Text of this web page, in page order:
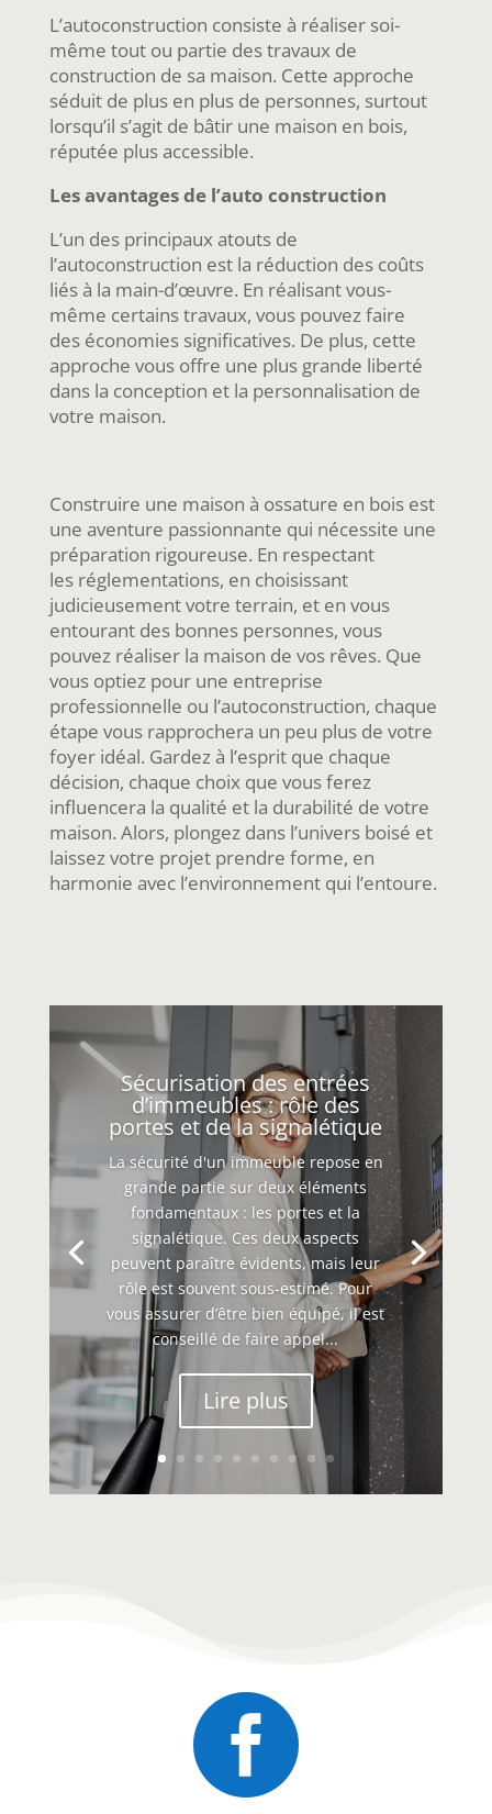
L’autoconstruction consiste à réaliser soi-
même tout ou partie des travaux de
construction de sa maison. Cette approche
séduit de plus en plus de personnes, surtout
lorsqu’il s’agit de bâtir une maison en bois,
réputée plus accessible.
Les avantages de l’auto construction
L’un des principaux atouts de
l’autoconstruction est la réduction des coûts
liés à la main-d’œuvre. En réalisant vous-
même certains travaux, vous pouvez faire
des économies significatives. De plus, cette
approche vous offre une plus grande liberté
dans la conception et la personnalisation de
votre maison.
Construire une maison à ossature en bois est
une aventure passionnante qui nécessite une
préparation rigoureuse. En respectant
les réglementations, en choisissant
judicieusement votre terrain, et en vous
entourant des bonnes personnes, vous
pouvez réaliser la maison de vos rêves. Que
vous optiez pour une entreprise
professionnelle ou l’autoconstruction, chaque
étape vous rapprochera un peu plus de votre
foyer idéal. Gardez à l’esprit que chaque
décision, chaque choix que vous ferez
influencera la qualité et la durabilité de votre
maison. Alors, plongez dans l’univers boisé et
laissez votre projet prendre forme, en
harmonie avec l’environnement qui l’entoure.
Sécurisation des entrées
d’immeubles : rôle des
portes et de la signalétique
La sécurité d'un immeuble repose en
grande partie sur deux éléments
fondamentaux : les portes et la
signalétique. Ces deux aspects
peuvent paraître évidents, mais leur
rôle est souvent sous-estimé. Pour
vous assurer d’être bien équipé, il est
conseillé de faire appel...
Lire plus
